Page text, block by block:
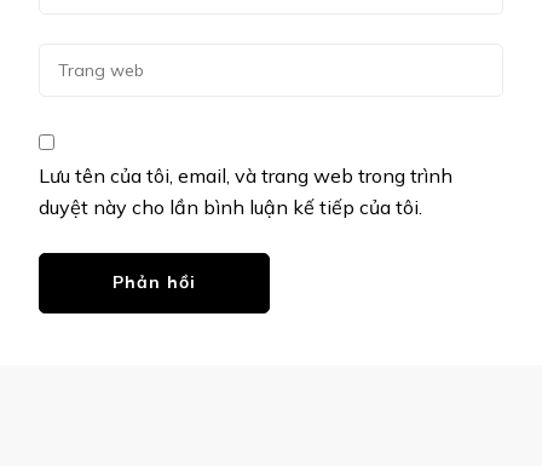
Lưu tên của tôi, email, và trang web trong trình
duyệt này cho lần bình luận kế tiếp của tôi.